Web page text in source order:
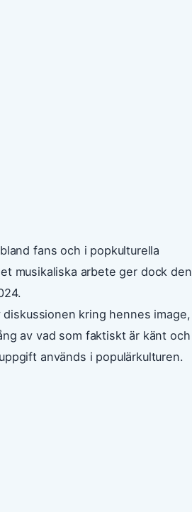
fans och i popkulturella
musikaliska arbete ger dock den
kring hennes image,
av vad som faktiskt är känt och
används i populärkulturen.